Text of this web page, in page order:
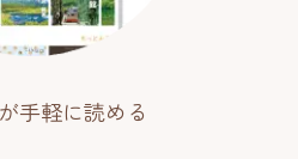
手軽に読める